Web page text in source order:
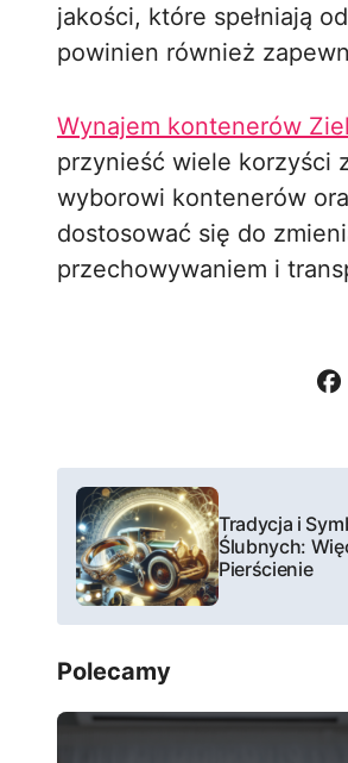
jakości, które spełniają
powinien również
Wynajem kontenerów
przynieść wiele korzyści
wyborowi kontenerów
dostosować się do
przechowywaniem i
N
w
i
g
a
Tradycja i
Ślubnych:
Pierścienie
Polecamy